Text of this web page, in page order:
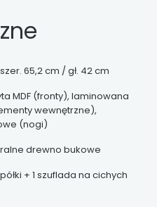
65,2 cm / gł. 42 cm
MDF (fronty), laminowana
wewnętrzne),
(nogi)
drewno bukowe
+ 1 szuflada na cichych